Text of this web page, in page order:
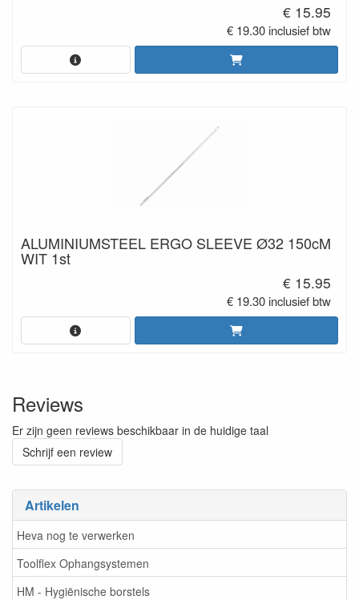
Artikelen
Heva nog te verwerken
Toolflex Ophangsystemen
HM - Hygiënische borstels
€ 15.95
€ 19.30 inclusief btw
ALUMINIUMSTEEL ERGO SLEEVE Ø32 150cM
WIT 1st
€ 15.95
€ 19.30 inclusief btw
Reviews
Er zijn geen reviews beschikbaar in de huidige taal
Schrijf een review